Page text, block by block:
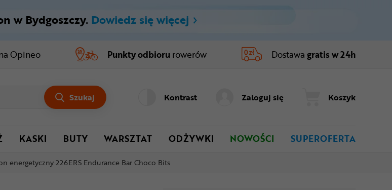
w Bydgoszczy. Dowiedz się więcej
Opineo Punkty odbioru rowerów Dostawa gratis w 24h
Szukaj Kontrast Zaloguj się Koszyk
KASKI BUTY WARSZTAT ODŻYWKI NOWOŚCI SUPEROFERTA
energetyczny 226ERS Endurance Bar Choco Bits